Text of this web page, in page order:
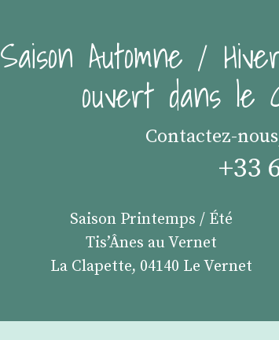
Saison Automne /
ouvert dans
Contactez-
+33
Saison Printemps / Été
Tis’Ânes au Vernet
La Clapette, 04140 Le Vernet